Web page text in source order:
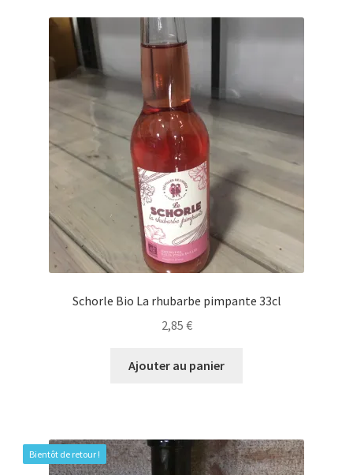
Schorle Bio La rhubarbe pimpante 33cl
2,85 €
Ajouter au panier
Bientôt de retour !